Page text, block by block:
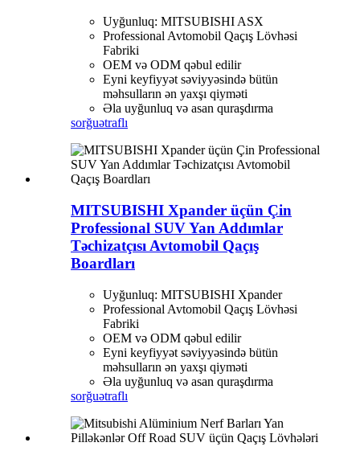
Uyğunluq: MITSUBISHI ASX
Professional Avtomobil Qaçış Lövhəsi
Fabriki
OEM və ODM qəbul edilir
Eyni keyfiyyət səviyyəsində bütün
məhsulların ən yaxşı qiyməti
Əla uyğunluq və asan quraşdırma
sorğuətraflı
MITSUBISHI Xpander üçün Çin
Professional SUV Yan Addımlar
Təchizatçısı Avtomobil Qaçış
Boardları
Uyğunluq: MITSUBISHI Xpander
Professional Avtomobil Qaçış Lövhəsi
Fabriki
OEM və ODM qəbul edilir
Eyni keyfiyyət səviyyəsində bütün
məhsulların ən yaxşı qiyməti
Əla uyğunluq və asan quraşdırma
sorğuətraflı